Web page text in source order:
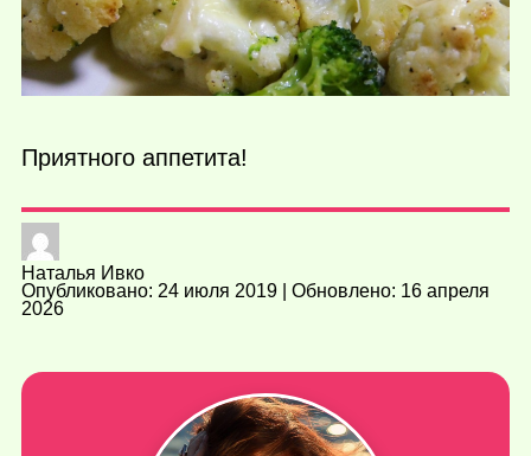
Приятного аппетита!
Наталья Ивко
Опубликовано: 24 июля 2019 | Обновлено: 16 апреля
2026